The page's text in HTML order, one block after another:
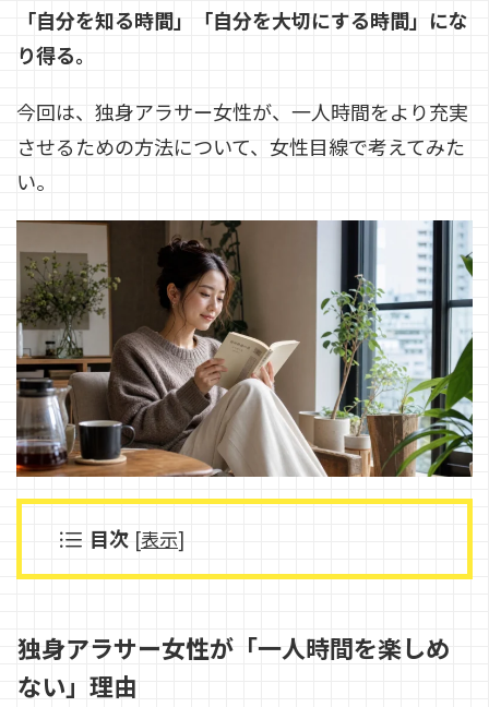
「自分を知る時間」「自分を大切にする時間」にな
り得る。
今回は、独身アラサー女性が、一人時間をより充実
させるための方法について、女性目線で考えてみた
い。
目次 [表示]
独身アラサー女性が「一人時間を楽しめ
ない」理由